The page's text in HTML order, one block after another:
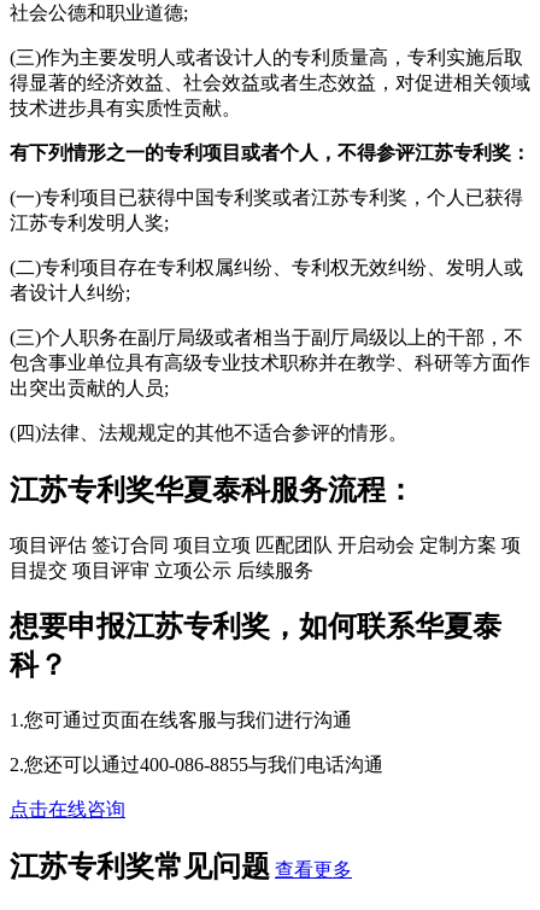
社会公德和职业道德;
(三)作为主要发明人或者设计人的专利质量高，专利实施后取
得显著的经济效益、社会效益或者生态效益，对促进相关领域
技术进步具有实质性贡献。
有下列情形之一的专利项目或者个人，不得参评江苏专利奖：
(一)专利项目已获得中国专利奖或者江苏专利奖，个人已获得
江苏专利发明人奖;
(二)专利项目存在专利权属纠纷、专利权无效纠纷、发明人或
者设计人纠纷;
(三)个人职务在副厅局级或者相当于副厅局级以上的干部，不
包含事业单位具有高级专业技术职称并在教学、科研等方面作
出突出贡献的人员;
(四)法律、法规规定的其他不适合参评的情形。
江苏专利奖华夏泰科服务流程：
项目评估 签订合同 项目立项 匹配团队 开启动会 定制方案 项
目提交 项目评审 立项公示 后续服务
想要申报江苏专利奖，如何联系华夏泰
科？
1.您可通过页面在线客服与我们进行沟通
2.您还可以通过400-086-8855与我们电话沟通
点击在线咨询
江苏专利奖常见问题 查看更多